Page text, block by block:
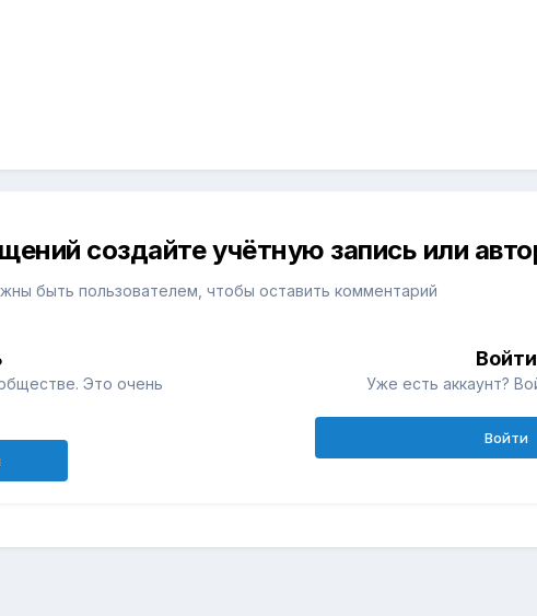
создайте учётную запись или
быть пользователем, чтобы оставить комментарий
Это очень
Войти
Уже есть аккаунт?
Войти